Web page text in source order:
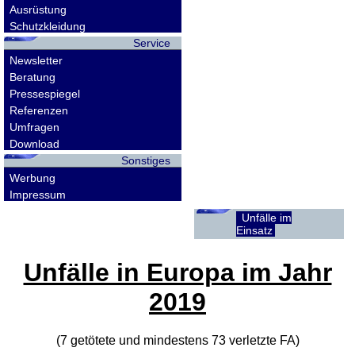
Ausrüstung
Schutzkleidung
Service
Newsletter
Beratung
Pressespiegel
Referenzen
Umfragen
Download
Sonstiges
Werbung
Impressum
Unfälle im
Einsatz
Unfälle in Europa im Jahr
2019
(7 getötete und mindestens 73 verletzte FA)